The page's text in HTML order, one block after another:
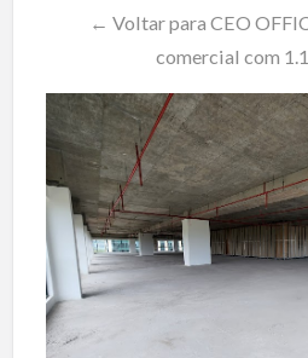
← Voltar para CEO
comercial com